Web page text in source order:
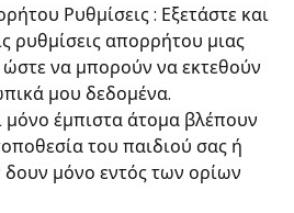
Ρυθμίσεις : Εξετάστε και
ρυθμίσεις απορρήτου μιας
να μπορούν να εκτεθούν
μου δεδομένα.
μόνο έμπιστα άτομα βλέπουν
του παιδιού σας ή
μόνο εντός των ορίων